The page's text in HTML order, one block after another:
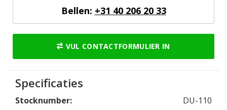
Bellen: +31 40 206 20 33
VUL CONTACTFORMULIER IN
Specificaties
Stocknumber:
DU-110